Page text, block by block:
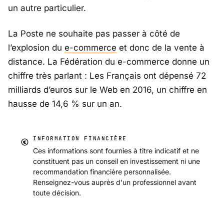
un autre particulier.
La Poste ne souhaite pas passer à côté de
l’explosion du e-commerce et donc de la vente à
distance. La Fédération du e-commerce donne un
chiffre très parlant : Les Français ont dépensé 72
milliards d’euros sur le Web en 2016, un chiffre en
hausse de 14,6 % sur un an.
INFORMATION FINANCIÈRE
Ces informations sont fournies à titre indicatif et ne
constituent pas un conseil en investissement ni une
recommandation financière personnalisée.
Renseignez-vous auprès d'un professionnel avant
toute décision.